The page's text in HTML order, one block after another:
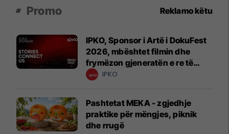
Promo Reklamo këtu
IPKO, Sponsor i Artë i DokuFest
2026, mbështet filmin dhe
frymëzon gjeneratën e re të
krijuesve
IPKO
Pashtetat MEKA - zgjedhje
praktike për mëngjes, piknik
dhe rrugë